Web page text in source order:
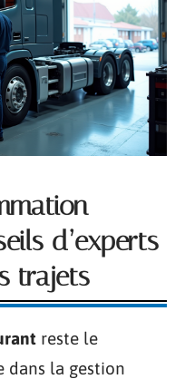
d’experts
trajets
reste le
dans la gestion